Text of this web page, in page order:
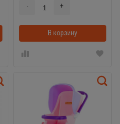
В корзинке
- +
В корзину